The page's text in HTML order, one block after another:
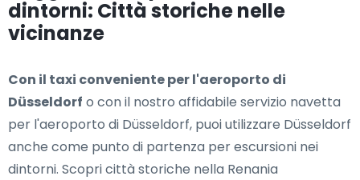
dintorni: Città storiche nelle
vicinanze
Con il taxi conveniente per l'aeroporto di
Düsseldorf o con il nostro affidabile servizio navetta
per l'aeroporto di Düsseldorf, puoi utilizzare Düsseldorf
anche come punto di partenza per escursioni nei
dintorni. Scopri città storiche nella Renania